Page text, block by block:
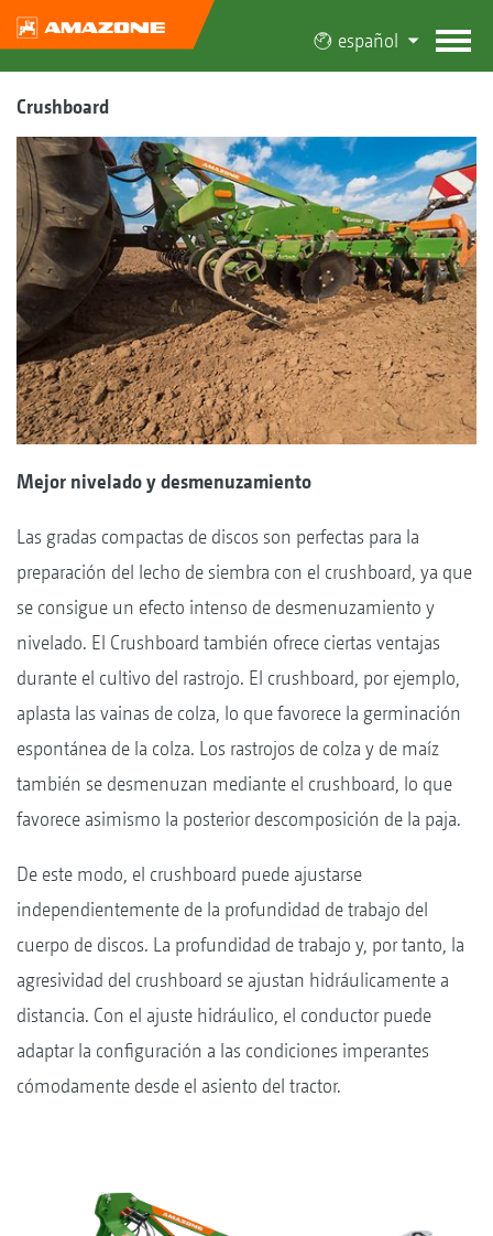
español
Crushboard
Mejor nivelado y desmenuzamiento
Las gradas compactas de discos son perfectas para la
preparación del lecho de siembra con el crushboard, ya que
se consigue un efecto intenso de desmenuzamiento y
nivelado. El Crushboard también ofrece ciertas ventajas
durante el cultivo del rastrojo. El crushboard, por ejemplo,
aplasta las vainas de colza, lo que favorece la germinación
espontánea de la colza. Los rastrojos de colza y de maíz
también se desmenuzan mediante el crushboard, lo que
favorece asimismo la posterior descomposición de la paja.
De este modo, el crushboard puede ajustarse
independientemente de la profundidad de trabajo del
cuerpo de discos. La profundidad de trabajo y, por tanto, la
agresividad del crushboard se ajustan hidráulicamente a
distancia. Con el ajuste hidráulico, el conductor puede
adaptar la configuración a las condiciones imperantes
cómodamente desde el asiento del tractor.